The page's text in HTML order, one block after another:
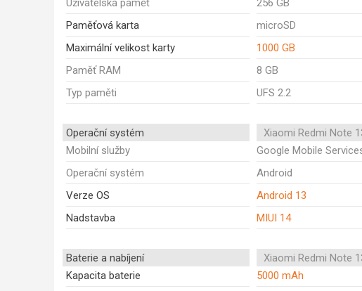
Uživatelská paměť
256 GB
Paměťová karta
microSD
Maximální velikost karty
1000 GB
Paměť RAM
8 GB
Typ paměti
UFS 2.2
Operační systém Xiaomi Redmi Note
Mobilní služby
Google Mobile
Operační systém
Android
Verze OS
Android 13
Nadstavba
MIUI 14
Baterie a nabíjení Xiaomi Redmi Note
Kapacita baterie
5000 mAh